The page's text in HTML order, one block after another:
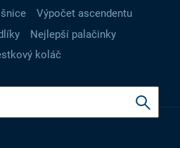
Výpočet ascendentu
Nejlepší palačinky
koláč